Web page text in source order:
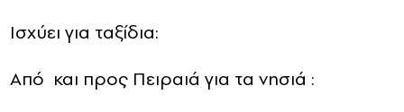
Ισχύει για ταξίδια:
Από και προς Πειραιά για τα νησιά :